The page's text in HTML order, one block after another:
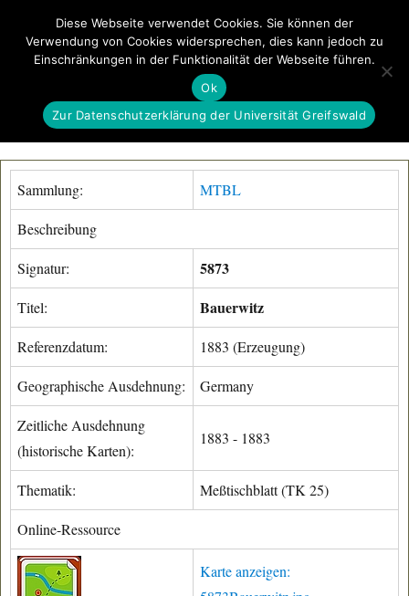
GeoGREIF MENÜ
Sammlung: MTBL
Beschreibung
Signatur: 5873
Titel: Bauerwitz
Referenzdatum: 1883 (Erzeugung)
Geographische Ausdehnung: Germany
Zeitliche Ausdehnung
(historische Karten):
1883 - 1883
Thematik: Meßtischblatt (TK 25)
Online-Ressource
Karte anzeigen:
Diese Webseite verwendet Cookies. Sie können der
Verwendung von Cookies widersprechen, dies kann jedoch zu
Einschränkungen in der Funktionalität der Webseite führen.
Ok
Zur Datenschutzerklärung der Universität Greifswald